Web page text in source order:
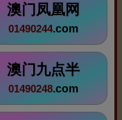
澳门凤凰网
01490244.com
澳门九点半
01490248.com